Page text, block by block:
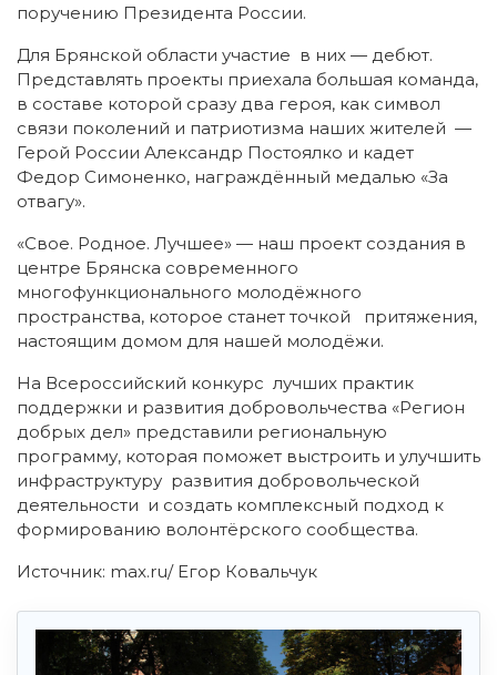
поручению Президента России.
Для Брянской области участие в них — дебют.
Представлять проекты приехала большая команда,
в составе которой сразу два героя, как символ
связи поколений и патриотизма наших жителей —
Герой России Александр Постоялко и кадет
Федор Симоненко, награждённый медалью «За
отвагу».
«Свое. Родное. Лучшее» — наш проект создания в
центре Брянска современного
многофункционального молодёжного
пространства, которое станет точкой притяжения,
настоящим домом для нашей молодёжи.
На Всероссийский конкурс лучших практик
поддержки и развития добровольчества «Регион
добрых дел» представили региональную
программу, которая поможет выстроить и улучшить
инфраструктуру развития добровольческой
деятельности и создать комплексный подход к
формированию волонтёрского сообщества.
Источник: max.ru/ Егор Ковальчук